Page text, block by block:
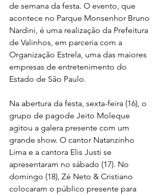
de semana da festa. O evento, que
acontece no Parque Monsenhor Bruno
Nardini, é uma realização da Prefeitura
de Valinhos, em parceria com a
Organização Estrela, uma das maiores
empresas de entretenimento do
Estado de São Paulo.
Na abertura da festa, sexta-feira (16), o
grupo de pagode Jeito Moleque
agitou a galera presente com um
grande show. O cantor Natanzinho
Lima e a cantora Elis Justi se
apresentaram no sábado (17). No
domingo (18), Zé Neto & Cristiano
colocaram o público presente para